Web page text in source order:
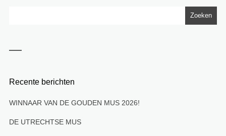
Recente berichten
WINNAAR VAN DE GOUDEN MUS 2026!
DE UTRECHTSE MUS